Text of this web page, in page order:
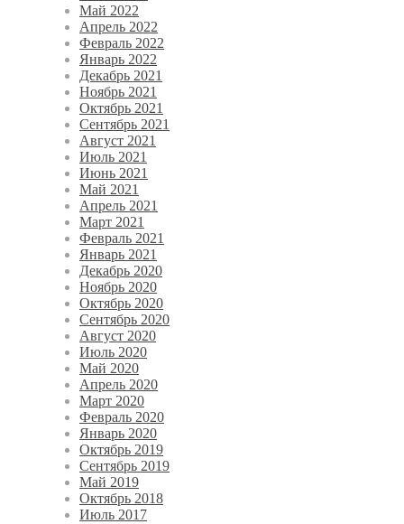
Май 2022
Апрель 2022
Февраль 2022
Январь 2022
Декабрь 2021
Ноябрь 2021
Октябрь 2021
Сентябрь 2021
Август 2021
Июль 2021
Июнь 2021
Май 2021
Апрель 2021
Март 2021
Февраль 2021
Январь 2021
Декабрь 2020
Ноябрь 2020
Октябрь 2020
Сентябрь 2020
Август 2020
Июль 2020
Май 2020
Апрель 2020
Март 2020
Февраль 2020
Январь 2020
Октябрь 2019
Сентябрь 2019
Май 2019
Октябрь 2018
Июль 2017